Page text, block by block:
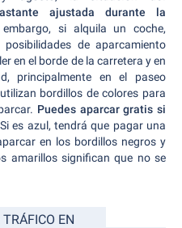
ajustada durante la
si alquila un coche,
de aparcamiento
en el borde de la carretera y en
principalmente en el paseo
bordillos de colores para
Puedes aparcar gratis si
es azul, tendrá que pagar una
en los bordillos negros y
amarillos significan que no se
EN